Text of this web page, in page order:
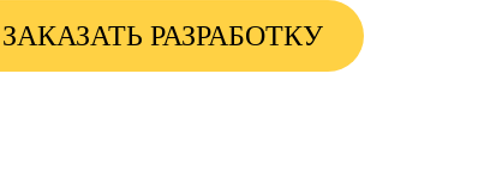
ЗАКАЗАТЬ РАЗРАБОТКУ